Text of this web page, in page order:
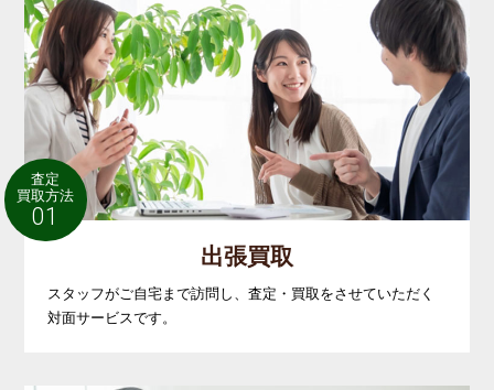
査定
買取方法
01
出張買取
スタッフがご自宅まで訪問し、査定・買取をさせていただく
対面サービスです。